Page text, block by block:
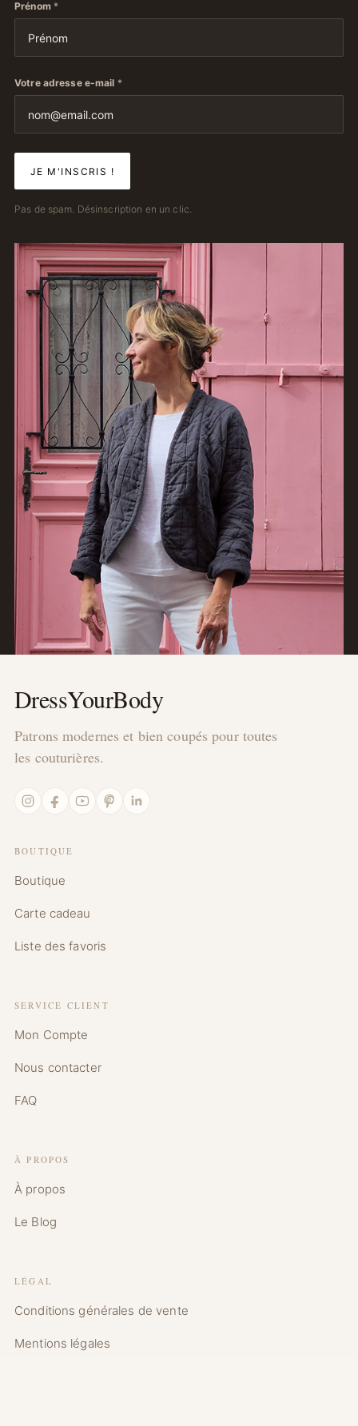
Prénom *
Votre adresse e-mail *
Pas de spam. Désinscription en un clic.
DressYourBody
Patrons modernes et bien coupés pour toutes
les couturières.
InstagramFacebookYouTubePinterestLinkedIn
BOUTIQUE
Boutique
Carte cadeau
Liste des favoris
SERVICE CLIENT
Mon Compte
Nous contacter
FAQ
À PROPOS
À propos
Le Blog
LÉGAL
Conditions générales de vente
Mentions légales